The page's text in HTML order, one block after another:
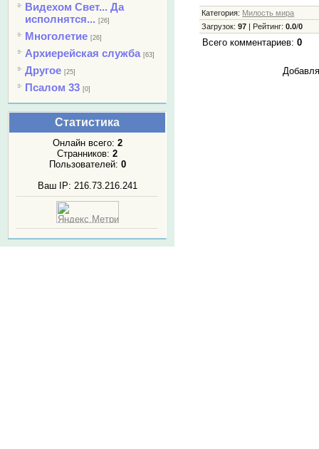
Видехом Свет... Да
исполнятся... [26]
Многолетие [26]
Архиерейская служба [63]
Другое [25]
Псалом 33 [0]
Статистика
Онлайн всего: 2
Странников: 2
Пользователей: 0
Ваш IP: 216.73.216.241
Категория: Милость мира
Загрузок:97 Рейтинг:0.0/0
Всего комментариев: 0